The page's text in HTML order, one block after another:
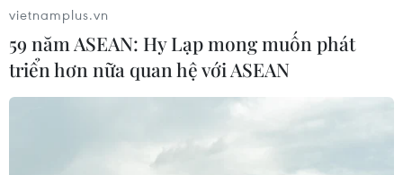
vietnamplus.vn
59 năm ASEAN: Hy Lạp mong muốn phát
triển hơn nữa quan hệ với ASEAN